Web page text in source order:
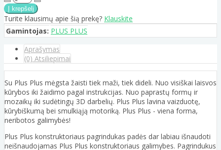
Turite klausimų apie šią prekę? Klauskite
Gamintojas: PLUS PLUS
Aprašymas
(0) Atsiliepimai
Su Plus Plus mėgsta žaisti tiek maži, tiek dideli. Nuo visiškai laisvos
kūrybos iki žaidimo pagal instrukcijas. Nuo paprastų formų ir
mozaikų iki sudėtingų 3D darbelių. Plus Plus lavina vaizduotę,
kūrybiškumą bei smulkiąją motoriką. Plus Plus - viena forma,
neribotos galimybės!
Plus Plus konstruktoriaus pagrindukas padės dar labiau išnaudoti
neišnaudojamas Plus Plus konstruktoriaus galimybes. Pagrindukus